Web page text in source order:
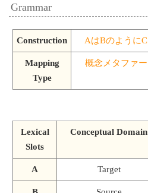
Grammar
Construction AはBのようにC
Mapping
Type
概念メタファー
Lexical
Slots
Conceptual Domain
A Target